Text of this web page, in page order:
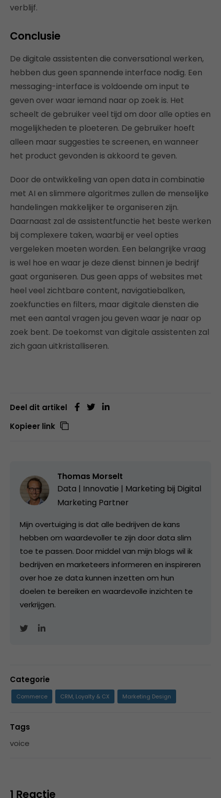
verblijf.
Conclusie
De digitale assistenten die conversational werken,
hebben dus geen spannende interface nodig. Een
messaging-interface is voldoende om input te
geven over waar iemand naar op zoek is. Het
scheelt de gebruiker veel tijd om door alle opties en
mogelijkheden te ploeteren. De gebruiker hoeft
alleen maar suggesties te screenen, en wanneer
het product gevonden is akkoord te geven.
Door de ontwikkeling van open data in combinatie
met AI en slimmere algoritmes zullen de menselijke
handelingen makkelijker te organiseren zijn.
Daarnaast zal de assistentfunctie het beste werken
bij complexere taken, waarbij er veel opties
vergeleken moeten worden. Een belangrijke vraag
is wel hoe en waar je deze dienst binnen je bedrijf
gaat organiseren. Dus geen apps of websites met
heel veel zichtbare content, navigatiebalken,
zoekfuncties en filters, maar digitale diensten die
met een aantal vragen jou geven waar je naar op
zoek bent. De toekomst van digitale assistenten zal
zich gaan uitkristalliseren.
Deel dit artikel
Kopieer link
Thomas Morselt
Data | Innovatie | Marketing bij Digital
Marketing Partner
Mijn overtuiging is dat alle bedrijven de kans
hebben om waardevoller te zijn door data slim
toe te passen. Door middel van mijn blogs wil ik
bedrijven en marketeers informeren en inspireren
over hoe ze data kunnen inzetten om hun
doelen te bereiken en waardevolle inzichten te
verkrijgen.
Categorie
Commerce CRM, Loyalty & CX Marketing Design
Tags
voice
1 Reactie